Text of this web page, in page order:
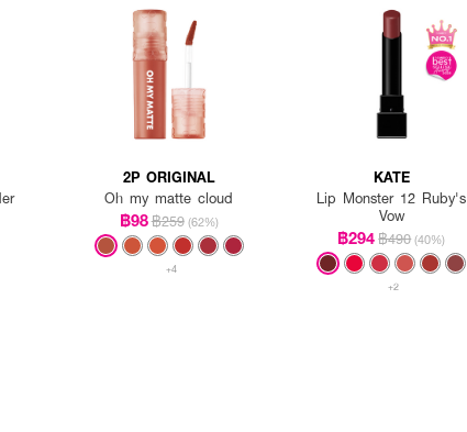
2P ORIGINAL
Oh my matte cloud
฿98฿259 (62%)
+4
KATE
Lip Monster 12 Ruby's
Vow
฿294฿490 (40%)
+2